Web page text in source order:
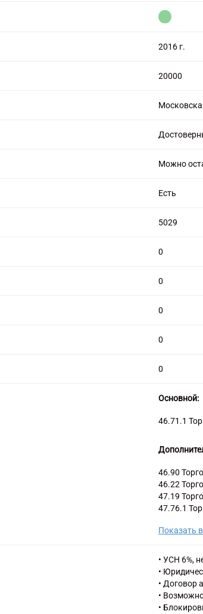
С лицензией на алмазную торговлю
2016 г.
20000
Можно
Есть
5029
0
0
0
0
0
Основной:
46.71.1
46.90
46.22
47.19
47.76.1
47.78.6
Показать
• УСН 6%,
•
• Договор
•
•